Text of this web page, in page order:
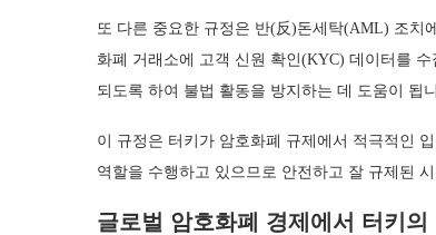
또 다른 중요한 규정은 반(反)돈세탁(AML) 조치
화폐 거래소에 고객 신원 확인(KYC) 데이터를
되도록 하여 불법 활동을 방지하는 데 도움이 됩
이 규정은 터키가 암호화폐 규제에서 적극적인
역할을 수행하고 있으므로 안전하고 잘 규제된
글로벌 암호화폐 경제에서 터키의